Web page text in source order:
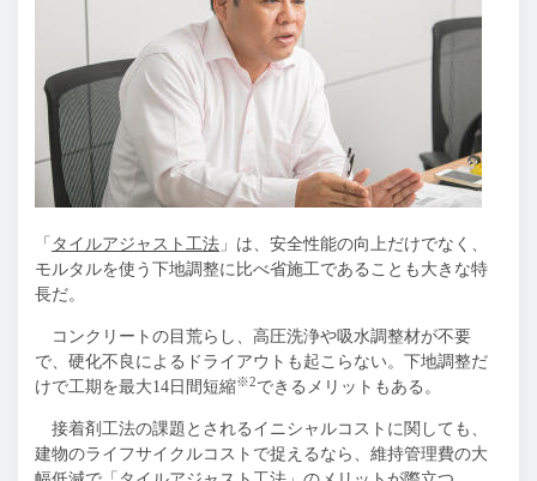
「 タイルアジャスト工法 」は、安全性能の向上だけでなく、
モルタルを使う下地調整に比べ省施工であることも大きな特
長だ。
コンクリートの目荒らし、高圧洗浄や吸水調整材が不要
で、硬化不良によるドライアウトも起こらない。下地調整だ
けで工期を最大14日間短縮※2できるメリットもある。
接着剤工法の課題とされるイニシャルコストに関しても、
建物のライフサイクルコストで捉えるなら、維持管理費の大